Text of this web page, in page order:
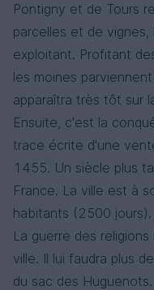
Pontigny et de Tours
parcelles et de
exploitant. Profitant
les moines
apparaîtra très tôt sur
Ensuite, c'est la
trace écrite d'une
1455. Un siècle plus
France. La ville est à
habitants (2500 jours).
La guerre des
ville. Il lui faudra plus
du sac des